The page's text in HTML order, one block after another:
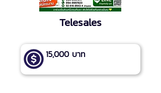
Telesales
15,000 บาท